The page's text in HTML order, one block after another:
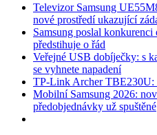
Televizor Samsung
nové prostředí ukazující
Samsung poslal
předstihuje o řád
Veřejné USB dobíječky: s
se vyhnete napadení
TP-Link Archer TBE230U:
Mobilní Samsung 2026:
předobjednávky už spuštěné